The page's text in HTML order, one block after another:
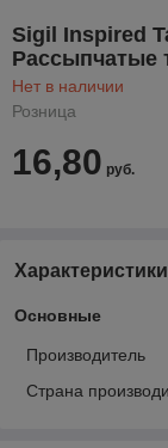
Sigil Inspired
Рассыпчатые
Нет в наличии
Розница
16,80 руб.
Характеристики
Основные
Производитель
Страна